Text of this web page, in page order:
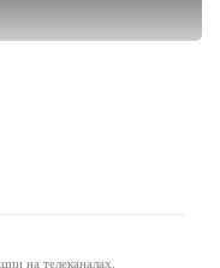
на телеканалах,